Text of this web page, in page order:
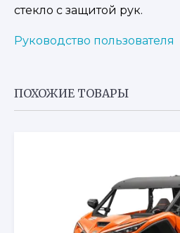
стекло с защитой рук.
Руководство пользователя
ПОХОЖИЕ ТОВАРЫ